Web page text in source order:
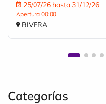
25/07/26 hasta 31/12/26
Apertura 00:00
RIVERA
Categorías